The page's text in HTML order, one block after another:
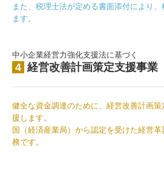
また、税理士法が定める書面添付により
ます。
中小企業経営力強化支援法に基づく
4 経営改善計画策定支援事業
健全な資金調達のために、経営改善計画
援します。
国（経済産業局）から認定を受けた経営
務です。